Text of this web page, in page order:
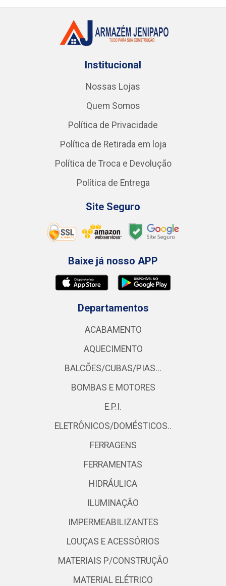
Institucional
Nossas Lojas
Quem Somos
Política de Privacidade
Política de Retirada em loja
Política de Troca e Devolução
Política de Entrega
Site Seguro
Baixe já nosso APP
Departamentos
ACABAMENTO
AQUECIMENTO
BALCÕES/CUBAS/PIAS...
BOMBAS E MOTORES
E.P.I.
ELETRÔNICOS/DOMÉSTICOS..
FERRAGENS
FERRAMENTAS
HIDRÁULICA
ILUMINAÇÃO
IMPERMEABILIZANTES
LOUÇAS E ACESSÓRIOS
MATERIAIS P/CONSTRUÇÃO
MATERIAL ELÉTRICO